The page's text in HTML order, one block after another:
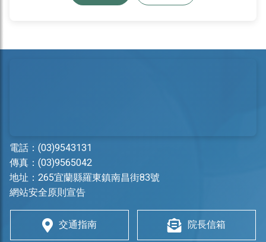
電話： (03)9543131
傳真：(03)9565042
地址： 265宜蘭縣羅東鎮南昌街83號
網站安全原則宣告
交通指南 院長信箱